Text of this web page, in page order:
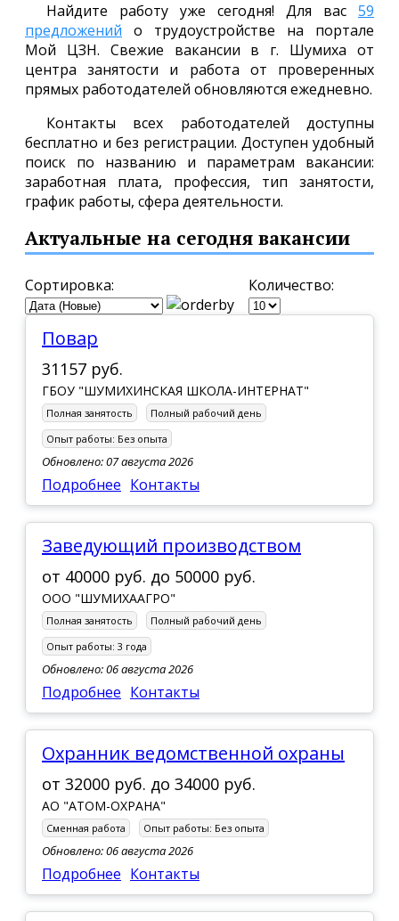
Найдите работу уже сегодня! Для вас 59
предложений о трудоустройстве на портале
Мой ЦЗН. Свежие вакансии в г. Шумиха от
центра занятости и работа от проверенных
прямых работодателей обновляются ежедневно.
Контакты всех работодателей доступны
бесплатно и без регистрации. Доступен удобный
поиск по названию и параметрам вакансии:
заработная плата, профессия, тип занятости,
график работы, сфера деятельности.
Актуальные на сегодня вакансии
Сортировка: Количество:
Повар
31157 руб.
ГБОУ "ШУМИХИНСКАЯ ШКОЛА-ИНТЕРНАТ"
Полная занятость
Полный рабочий день
Опыт работы: Без опыта
Обновлено: 07 августа 2026
Подробнее Контакты
Заведующий производством
от 40000 руб. до 50000 руб.
ООО "ШУМИХААГРО"
Полная занятость
Полный рабочий день
Опыт работы: 3 года
Обновлено: 06 августа 2026
Подробнее Контакты
Охранник ведомственной охраны
от 32000 руб. до 34000 руб.
АО "АТОМ-ОХРАНА"
Сменная работа Опыт работы: Без опыта
Обновлено: 06 августа 2026
Подробнее Контакты